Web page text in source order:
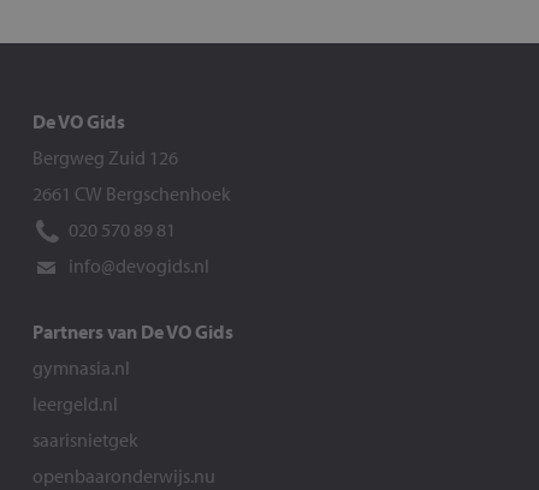
De VO Gids
Bergweg Zuid 126
2661 CW Bergschenhoek
020 570 89 81
info@devogids.nl
Partners van De VO Gids
gymnasia.nl
leergeld.nl
saarisnietgek
openbaaronderwijs.nu